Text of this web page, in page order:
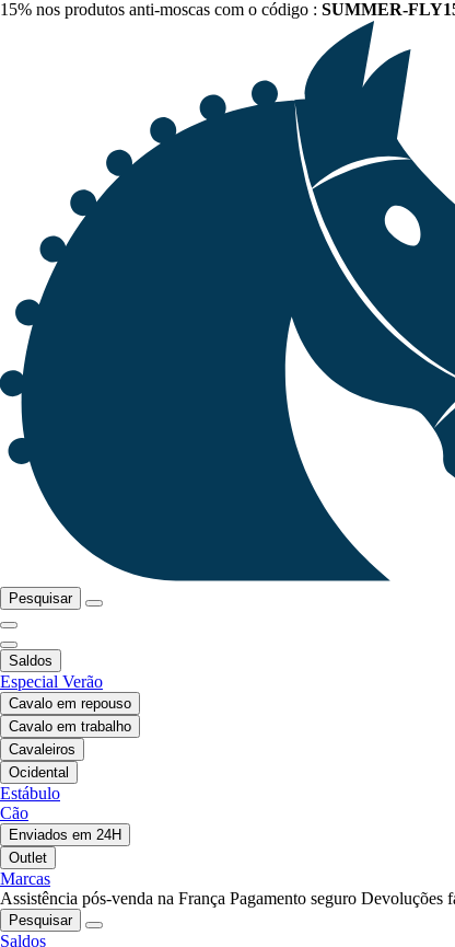
15% nos produtos anti-moscas com o código : SUMMER-
Pesquisar
Saldos
Especial Verão
Cavalo em repouso
Cavalo em trabalho
Cavaleiros
Ocidental
Estábulo
Cão
Enviados em 24H
Outlet
Marcas
Assistência pós-venda na França Pagamento seguro Devoluções
Pesquisar
Saldos